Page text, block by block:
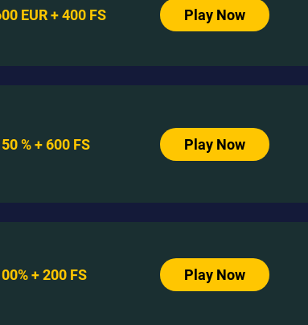
EUR + 400 FS Play Now
% + 600 FS Play Now
+ 200 FS Play Now